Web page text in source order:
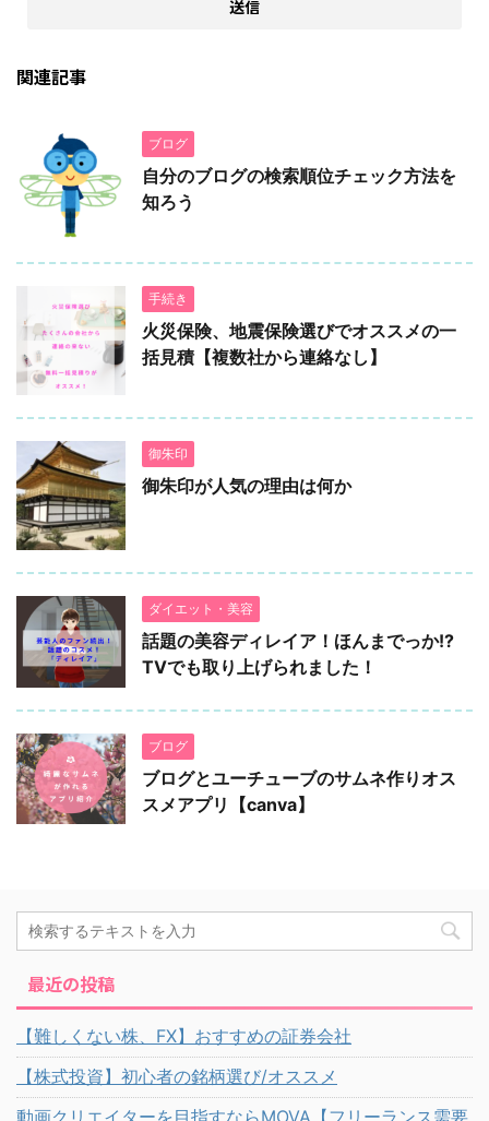
関連記事
ブログ
自分のブログの検索順位チェック方法を
知ろう
手続き
火災保険、地震保険選びでオススメの一
括見積【複数社から連絡なし】
御朱印
御朱印が人気の理由は何か
ダイエット・美容
話題の美容ディレイア！ほんまでっか!?
TVでも取り上げられました！
ブログ
ブログとユーチューブのサムネ作りオス
スメアプリ【canva】
最近の投稿
【難しくない株、FX】おすすめの証券会社
【株式投資】初心者の銘柄選び/オススメ